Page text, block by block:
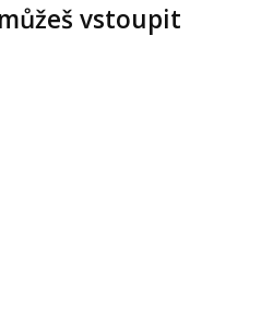
vstoupit